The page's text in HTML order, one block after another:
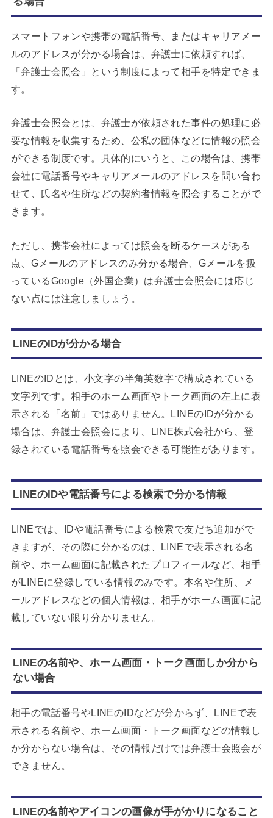
スマートフォンや携帯の電話番号、またはキャリアメー
ルのアドレスが分かる場合は、弁護士に依頼すれば、
「弁護士会照会」という制度によって相手を特定できま
す。
弁護士会照会とは、弁護士が依頼された事件の処理に必
要な情報を収集するため、公私の団体などに情報の照会
ができる制度です。具体的にいうと、この場合は、携帯
会社に電話番号やキャリアメールのアドレスを問い合わ
せて、氏名や住所などの契約者情報を照会することがで
きます。
ただし、携帯会社によっては照会を断るケースがある
点、Gメールのアドレスのみ分かる場合、Gメールを扱
っているGoogle（外国企業）は弁護士会照会には応じ
ない点には注意しましょう。
LINEのIDが分かる場合
LINEのIDとは、小文字の半角英数字で構成されている
文字列です。相手のホーム画面やトーク画面の左上に表
示される「名前」ではありません。LINEのIDが分かる
場合は、弁護士会照会により、LINE株式会社から、登
録されている電話番号を照会できる可能性があります。
LINEのIDや電話番号による検索で分かる情報
LINEでは、IDや電話番号による検索で友だち追加がで
きますが、その際に分かるのは、LINEで表示される名
前や、ホーム画面に記載されたプロフィールなど、相手
がLINEに登録している情報のみです。本名や住所、メ
ールアドレスなどの個人情報は、相手がホーム画面に記
載していない限り分かりません。
LINEの名前や、ホーム画面・トーク画面しか分から
ない場合
相手の電話番号やLINEのIDなどが分からず、LINEで表
示される名前や、ホーム画面・トーク画面などの情報し
か分からない場合は、その情報だけでは弁護士会照会が
できません。
LINEの名前やアイコンの画像が手がかりになること